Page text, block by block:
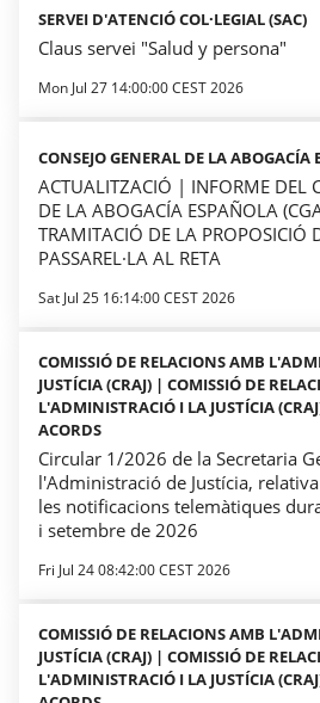
SERVEI D'ATENCIÓ COL·LEGIAL (SAC)
Claus servei "Salud y persona"
Mon Jul 27 14:00:00 CEST 2026
CONSEJO GENERAL DE LA ABOGACÍA
ACTUALITZACIÓ | INFORME DEL
DE LA ABOGACÍA ESPAÑOLA
TRAMITACIÓ DE LA PROPOSICIÓ
PASSAREL·LA AL RETA
Sat Jul 25 16:14:00 CEST 2026
COMISSIÓ DE RELACIONS AMB
JUSTÍCIA (CRAJ) | COMISSIÓ DE
L'ADMINISTRACIÓ I LA JUSTÍCIA
ACORDS
Circular 1/2026 de la Secretaria
l'Administració de Justícia,
les notificacions telemàtiques
i setembre de 2026
Fri Jul 24 08:42:00 CEST 2026
COMISSIÓ DE RELACIONS AMB
JUSTÍCIA (CRAJ) | COMISSIÓ DE
L'ADMINISTRACIÓ I LA JUSTÍCIA